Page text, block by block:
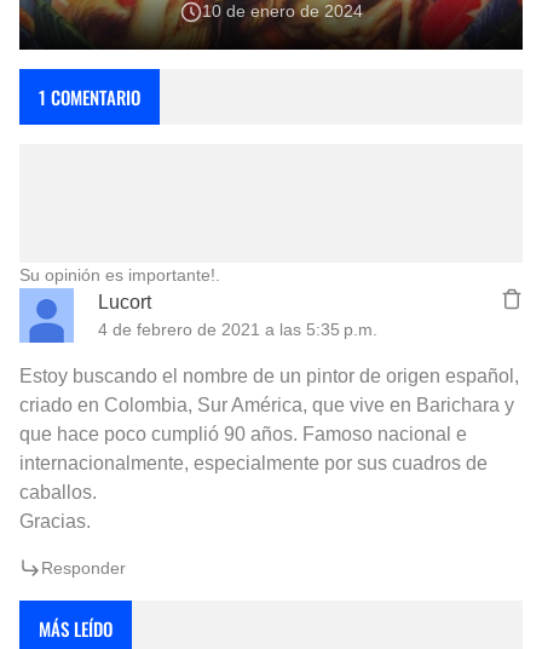
10 de enero de 2024
1 COMENTARIO
Su opinión es importante!.
Lucort
4 de febrero de 2021 a las 5:35 p.m.
Estoy buscando el nombre de un pintor de origen español,
criado en Colombia, Sur América, que vive en Barichara y
que hace poco cumplió 90 años. Famoso nacional e
internacionalmente, especialmente por sus cuadros de
caballos.
Gracias.
Responder
MÁS LEÍDO